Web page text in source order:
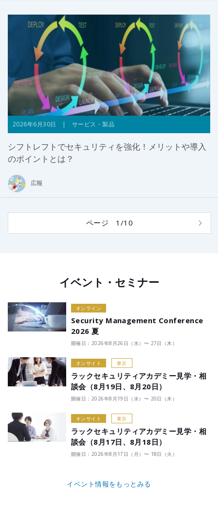
2026年6月30日 | サービス・製品
シフトレフトでセキュリティを強化！メリットや導入
のポイントとは？
広報
ページ 1/10
イベント・セミナー
オンライン
Security Management Conference
2026 夏
開催日：2026年8月26日（水）〜 27日（木）
オンサイト 東京
ラックセキュリティアカデミー見学・相
談会（8月19日、8月20日）
開催日：2026年8月19日（水）〜 20日（木）
オンサイト 東京
ラックセキュリティアカデミー見学・相
談会（8月17日、8月18日）
開催日：2026年8月17日（月）〜 18日（火）
イベント情報をもっとみる